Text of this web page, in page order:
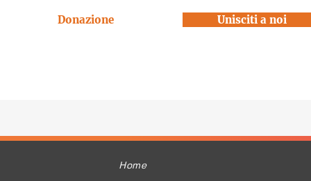
Donazione Unisciti a noi
Home